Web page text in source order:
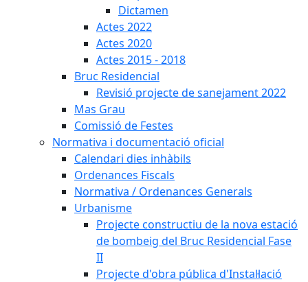
Dictamen
Actes 2022
Actes 2020
Actes 2015 - 2018
Bruc Residencial
Revisió projecte de sanejament 2022
Mas Grau
Comissió de Festes
Normativa i documentació oficial
Calendari dies inhàbils
Ordenances Fiscals
Normativa / Ordenances Generals
Urbanisme
Projecte constructiu de la nova estació
de bombeig del Bruc Residencial Fase
II
Projecte d'obra pública d'Instal·lació